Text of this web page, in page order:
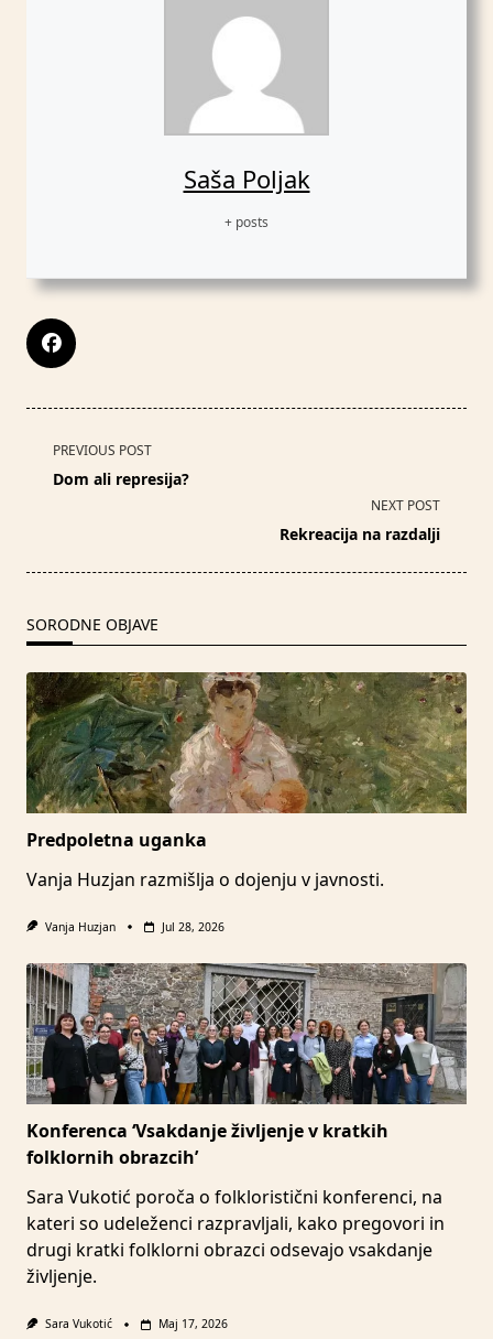
Saša Poljak
+ posts
<span
class="nav-
text">Page</span>
PREVIOUS POST
Dom ali represija?
NEXT POST
Rekreacija na razdalji
SORODNE OBJAVE
Predpoletna uganka
Vanja Huzjan razmišlja o dojenju v javnosti.
Vanja Huzjan Jul 28, 2026
Konferenca ‘Vsakdanje življenje v kratkih
folklornih obrazcih’
Sara Vukotić poroča o folkloristični konferenci, na
kateri so udeleženci razpravljali, kako pregovori in
drugi kratki folklorni obrazci odsevajo vsakdanje
življenje.
Sara Vukotić Maj 17, 2026